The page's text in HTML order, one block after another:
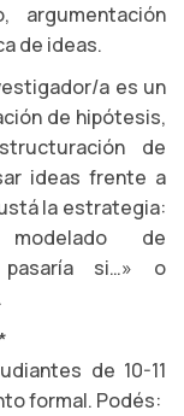
argumentación
de ideas.
a es un
de hipótesis,
de
ideas frente a
la estrategia:
de
pasaría si…» o
de 10-11
formal. Podés: